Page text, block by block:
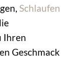
Schlaufen
Ihren
Geschmack